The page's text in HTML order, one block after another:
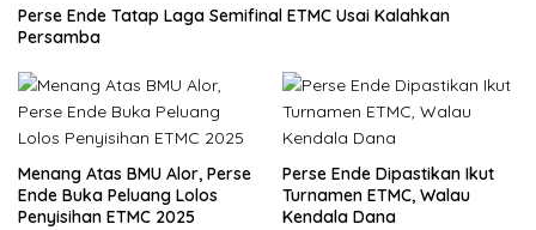
Perse Ende Tatap Laga Semifinal ETMC Usai Kalahkan
Persamba
Menang Atas BMU Alor, Perse
Ende Buka Peluang Lolos
Penyisihan ETMC 2025
Perse Ende Dipastikan Ikut
Turnamen ETMC, Walau
Kendala Dana